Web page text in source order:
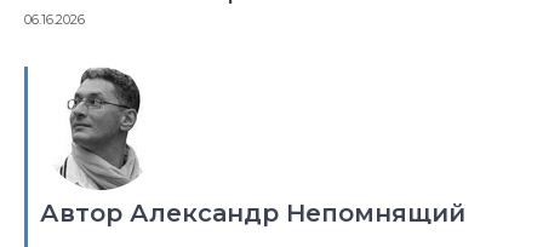
06.16.2026
Автор Александр Непомнящий